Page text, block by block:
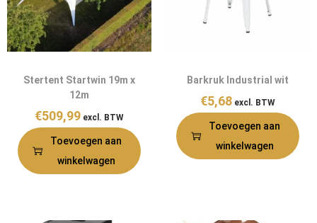
Stertent Startwin 19m x
12m
€509,99 excl. BTW
Toevoegen aan
winkelwagen
Barkruk Industrial wit
€5,68 excl. BTW
Toevoegen aan
winkelwagen